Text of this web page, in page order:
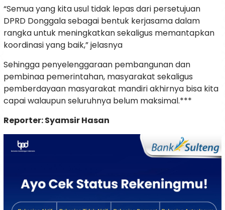
“Semua yang kita usul tidak lepas dari persetujuan
DPRD Donggala sebagai bentuk kerjasama dalam
rangka untuk meningkatkan sekaligus memantapkan
koordinasi yang baik,” jelasnya
Sehingga penyelenggaraan pembangunan dan
pembinaa pemerintahan, masyarakat sekaligus
pemberdayaan masyarakat mandiri akhirnya bisa kita
capai walaupun seluruhnya belum maksimal.***
Reporter: Syamsir Hasan